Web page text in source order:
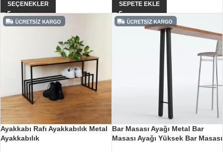
SEÇENEKLER SEPETE EKLE
Ayakkabı Rafı Ayakkabılık Metal
Ayakkabılık
Bar Masası Ayağı Metal Bar
Masası Ayağı Yüksek Bar Masası